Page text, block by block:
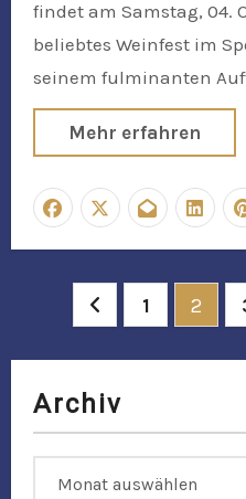
findet am Samstag, 04.
beliebtes Weinfest im
seinem fulminanten
Mehr erfahren
der
Beiträge
1 2
Archiv